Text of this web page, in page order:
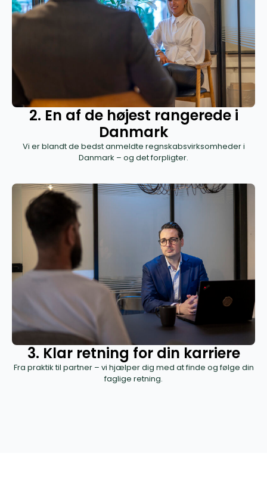
2. En af de højest rangerede i
Danmark
Vi er blandt de bedst anmeldte regnskabsvirksomheder i
Danmark – og det forpligter.
3. Klar retning for din karriere
Fra praktik til partner – vi hjælper dig med at finde og følge din
faglige retning.